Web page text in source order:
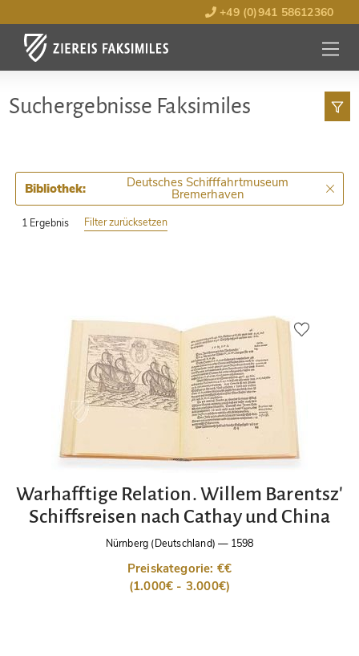
+49 (0)941 58612360
MENÜ
Such­ergebnisse Faksimiles
1 Ergebnis
Bibliothek: Deutsches Schifffahrtmuseum
Bremerhaven
Filter zurücksetzen
Warhafftige Relation. Willem Barentsz'
Schiffsreisen nach Cathay und China
Nürnberg (Deutschland) — 1598
Preiskategorie: €€
(1.000€ - 3.000€)